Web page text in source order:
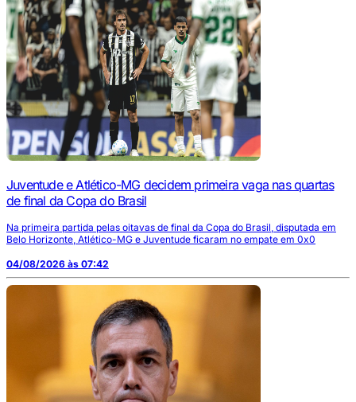
Juventude e Atlético-MG decidem primeira vaga nas quartas
de final da Copa do Brasil
Na primeira partida pelas oitavas de final da Copa do Brasil, disputada em
Belo Horizonte, Atlético-MG e Juventude ficaram no empate em 0x0
04/08/2026 às 07:42